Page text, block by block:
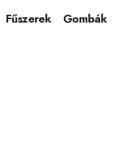
Fűszerek Gombák